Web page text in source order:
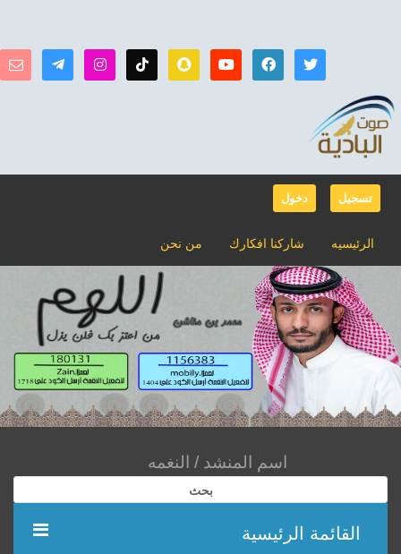
دخول تسجيل
من نحن شاركنا افكارك الرئيسيه
بحث
القائمة الرئيسية